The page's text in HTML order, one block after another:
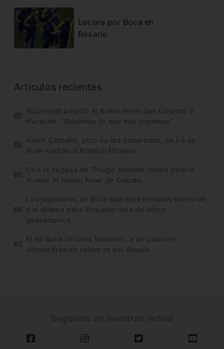
Locura por Boca en
Rosario
Artículos recientes
Auzmendi palpitó el duelo entre San Lorenzo y
Huracán: “Sabemos lo que nos jugamos”
Kevin Castaño, otro de los separados, se irá de
River cedido a Atlético Mineiro
Con la llegada de Thiago Almada, cómo podría
formar el nuevo River de Coudet
Los jugadores de Boca que más minutos sumaron
y el dilema para Arruabarrena de cómo
gestionarlos
El ex Boca Nicolás Valentini, a un paso de
convertirse en refuerzo del Alavés